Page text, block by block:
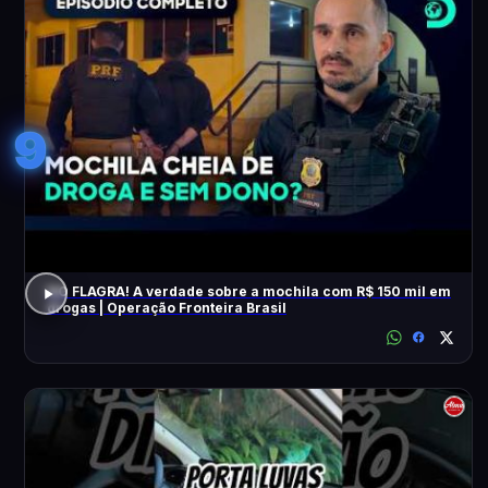
9
NO FLAGRA! A verdade sobre a mochila com R$ 150 mil em
drogas | Operação Fronteira Brasil